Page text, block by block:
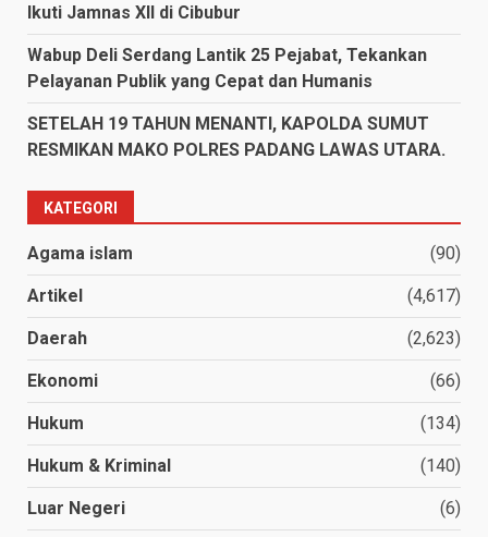
Ikuti Jamnas XII di Cibubur
Wabup Deli Serdang Lantik 25 Pejabat, Tekankan
Pelayanan Publik yang Cepat dan Humanis
SETELAH 19 TAHUN MENANTI, KAPOLDA SUMUT
RESMIKAN MAKO POLRES PADANG LAWAS UTARA.
KATEGORI
Agama islam (90)
Artikel (4,617)
Daerah (2,623)
Ekonomi (66)
Hukum (134)
Hukum & Kriminal (140)
Luar Negeri (6)